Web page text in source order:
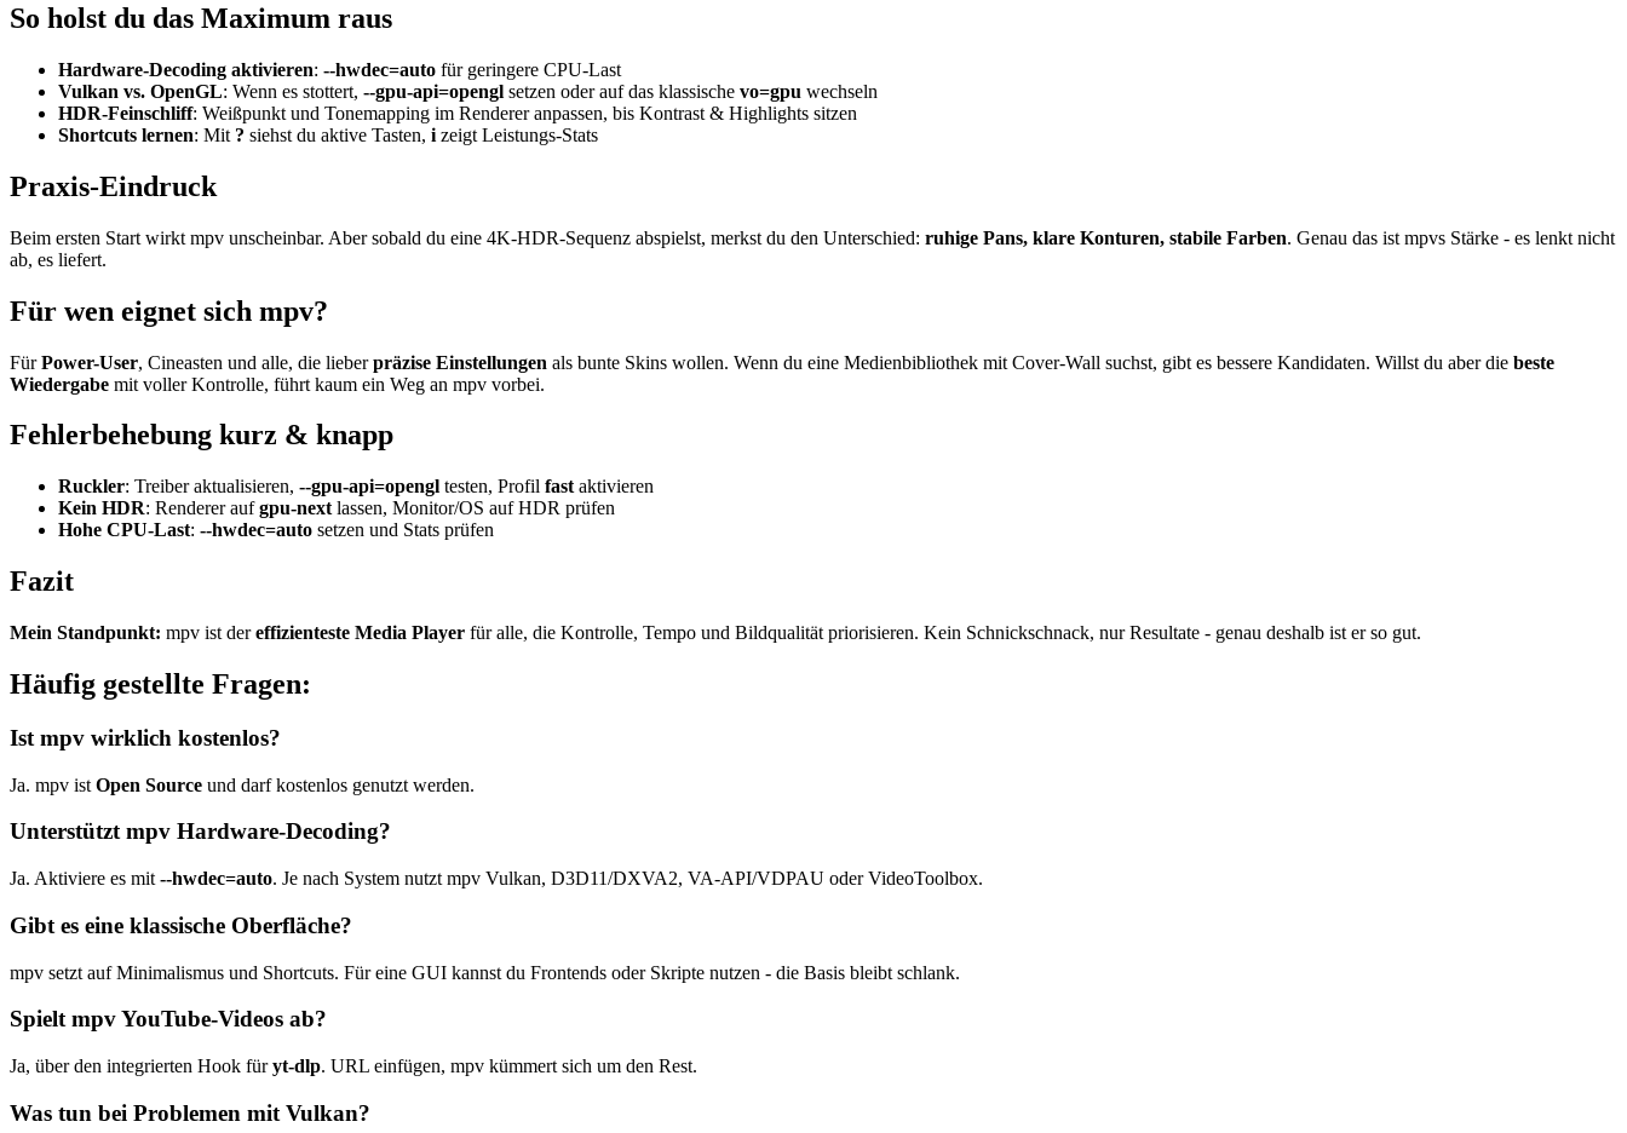
So holst du das Maximum raus
Hardware-Decoding aktivieren: --hwdec=auto für geringere CPU-Last
Vulkan vs. OpenGL: Wenn es stottert, --gpu-api=opengl setzen oder auf das klassische vo=gpu wechseln
HDR-Feinschliff: Weißpunkt und Tonemapping im Renderer anpassen, bis Kontrast & Highlights sitzen
Shortcuts lernen: Mit ? siehst du aktive Tasten, i zeigt Leistungs-Stats
Praxis-Eindruck
Beim ersten Start wirkt mpv unscheinbar. Aber sobald du eine 4K-HDR-Sequenz abspielst, merkst du den Unterschied: ruhige Pans, klare Konturen, stabile Farben. Genau das ist mpvs Stärke - es lenkt nicht
ab, es liefert.
Für wen eignet sich mpv?
FürPower-User, Cineasten und alle, die lieberpräzise Einstellungen als bunte Skins wollen. Wenn du eine Medienbibliothek mit Cover-Wall suchst, gibt es bessere Kandidaten. Willst du aber die beste
Wiedergabe mit voller Kontrolle, führt kaum ein Weg an mpv vorbei.
Fehlerbehebung kurz & knapp
Ruckler: Treiber aktualisieren, --gpu-api=opengl testen, Profil fast aktivieren
Kein HDR: Renderer aufgpu-next lassen, Monitor/OS auf HDR prüfen
Hohe CPU-Last: --hwdec=auto setzen und Stats prüfen
Fazit
Mein Standpunkt: mpv ist dereffizienteste Media Player für alle, die Kontrolle, Tempo und Bildqualität priorisieren. Kein Schnickschnack, nur Resultate - genau deshalb ist er so gut.
Häufig gestellte Fragen:
Ist mpv wirklich kostenlos?
Ja. mpv ist Open Source und darf kostenlos genutzt werden.
Unterstützt mpv Hardware-Decoding?
Ja. Aktiviere es mit --hwdec=auto. Je nach System nutzt mpv Vulkan, D3D11/DXVA2, VA-API/VDPAU oder VideoToolbox.
Gibt es eine klassische Oberfläche?
mpv setzt auf Minimalismus und Shortcuts. Für eine GUI kannst du Frontends oder Skripte nutzen - die Basis bleibt schlank.
Spielt mpv YouTube-Videos ab?
Ja, über den integrierten Hook füryt-dlp. URL einfügen, mpv kümmert sich um den Rest.
Was tun bei Problemen mit Vulkan?